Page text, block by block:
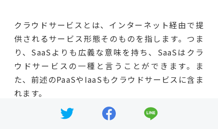
クラウドサービスとは、インターネット経由で提
供されるサービス形態そのものを指します。つま
り、SaaSよりも広義な意味を持ち、SaaSはクラ
ウドサービスの一種と言うことができます。ま
た、前述のPaaSやIaaSもクラウドサービスに含ま
れます。